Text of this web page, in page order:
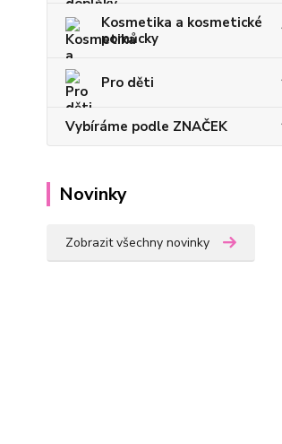
Kosmetika a kosmetické
pomůcky
Pro děti
Vybíráme podle ZNAČEK
Novinky
Zobrazit všechny novinky